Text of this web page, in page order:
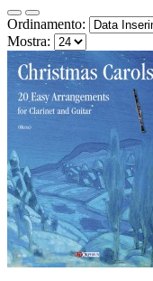
Ordinamento:
Mostra: